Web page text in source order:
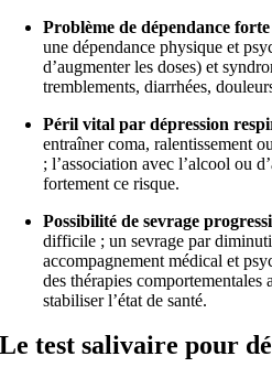
Problème de dépendance forte
une dépendance physique et
d’augmenter les doses) et
tremblements, diarrhées,
Péril vital par dépression
entraîner coma, ralentissement
; l’association avec l’alcool ou
fortement ce risque.
Possibilité de sevrage
difficile ; un sevrage par
accompagnement médical et
des thérapies comportementales
stabiliser l’état de santé.
Le test salivaire pour